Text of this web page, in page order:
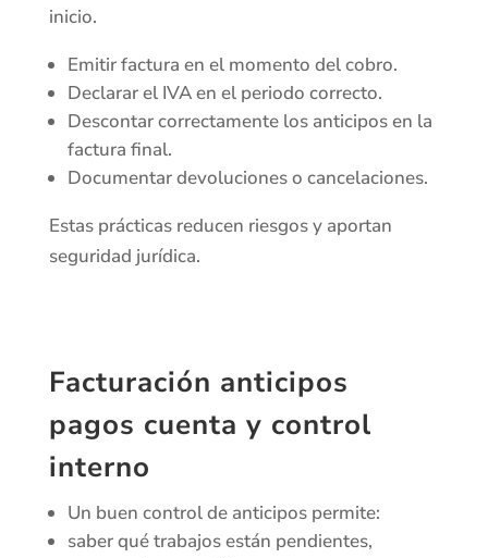
inicio.
Emitir factura en el momento del cobro.
Declarar el IVA en el periodo correcto.
Descontar correctamente los anticipos en la
factura final.
Documentar devoluciones o cancelaciones.
Estas prácticas reducen riesgos y aportan
seguridad jurídica.
Facturación anticipos
pagos cuenta y control
interno
Un buen control de anticipos permite:
saber qué trabajos están pendientes,